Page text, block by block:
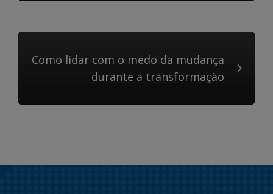
Como lidar com o medo da mudança
durante a transformação